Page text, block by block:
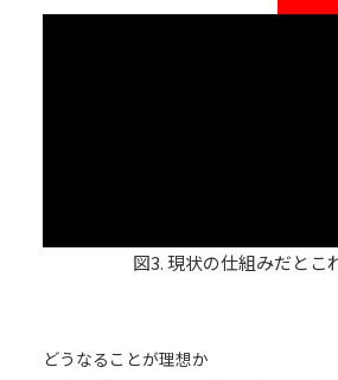
図3. 現状の仕組みだとこ
どうなることが理想か